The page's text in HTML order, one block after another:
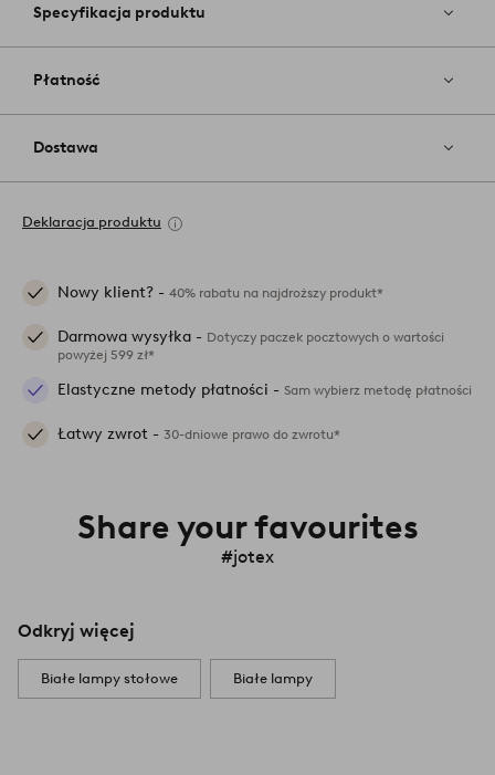
Specyfikacja produktu
Płatność
Dostawa
Deklaracja produktu
Nowy klient? - 40% rabatu na najdroższy produkt*
Darmowa wysyłka - Dotyczy paczek pocztowych o wartości
powyżej 599 zł*
Elastyczne metody płatności - Sam wybierz metodę płatności
Łatwy zwrot - 30-dniowe prawo do zwrotu*
Share your favourites
#jotex
Odkryj więcej
Białe lampy stołowe Białe lampy